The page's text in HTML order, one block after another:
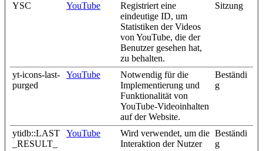
YSC YouTube
Registriert eine
eindeutige ID, um
Statistiken der Videos
von YouTube, die der
Benutzer gesehen hat,
zu behalten.
Sitzung
yt-icons-last-
purged
YouTube
Notwendig für die
Implementierung und
Funktionalität von
YouTube-Videoinhalten
auf der Website.
Beständi
g
ytidb::LAST
_RESULT_
YouTube
Wird verwendet, um die
Interaktion der Nutzer
Beständi
g